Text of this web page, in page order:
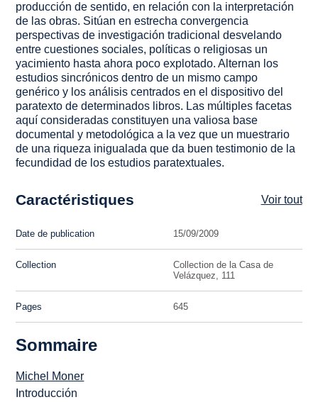
producción de sentido, en relación con la interpretación
de las obras. Sitúan en estrecha convergencia
perspectivas de investigación tradicional desvelando
entre cuestiones sociales, políticas o religiosas un
yacimiento hasta ahora poco explotado. Alternan los
estudios sincrónicos dentro de un mismo campo
genérico y los análisis centrados en el dispositivo del
paratexto de determinados libros. Las múltiples facetas
aquí consideradas constituyen una valiosa base
documental y metodológica a la vez que un muestrario
de una riqueza inigualada que da buen testimonio de la
fecundidad de los estudios paratextuales.
Caractéristiques Voir tout
Date de publication 15/09/2009
Collection
Collection de la Casa de
Velázquez, 111
Pages 645
Sommaire
Michel Moner
Introducción